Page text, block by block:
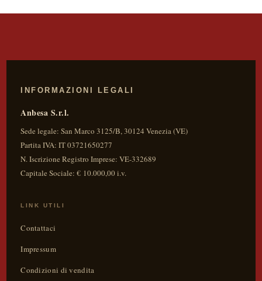
INFORMAZIONI LEGALI
Anbesa S.r.l.
Sede legale:San Marco 3125/B,30124 Venezia(VE)
Partita IVA:IT 03721650277
N. Iscrizione Registro Imprese: VE-332689
Capitale Sociale: € 10.000,00 i.v.
LINK UTILI
Contattaci
Impressum
Condizioni di vendita